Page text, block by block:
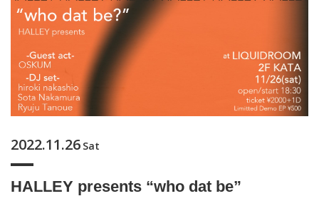
2022.11.26 Sat
HALLEY presents “who dat be”